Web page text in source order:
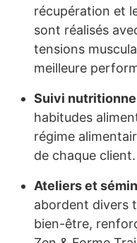
récupération et
sont réalisés
tensions
meilleure
Suivi
habitudes
régime
de chaque client.
Ateliers et
abordent divers
bien-être,